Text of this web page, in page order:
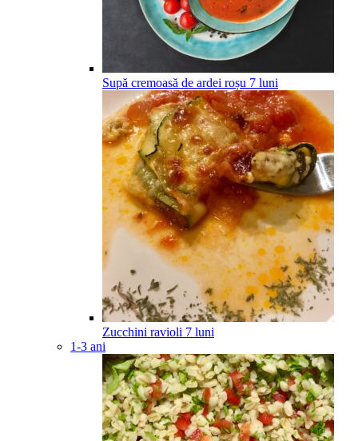
Supă cremoasă de ardei roșu 7 luni
Zucchini ravioli 7 luni
1-3 ani